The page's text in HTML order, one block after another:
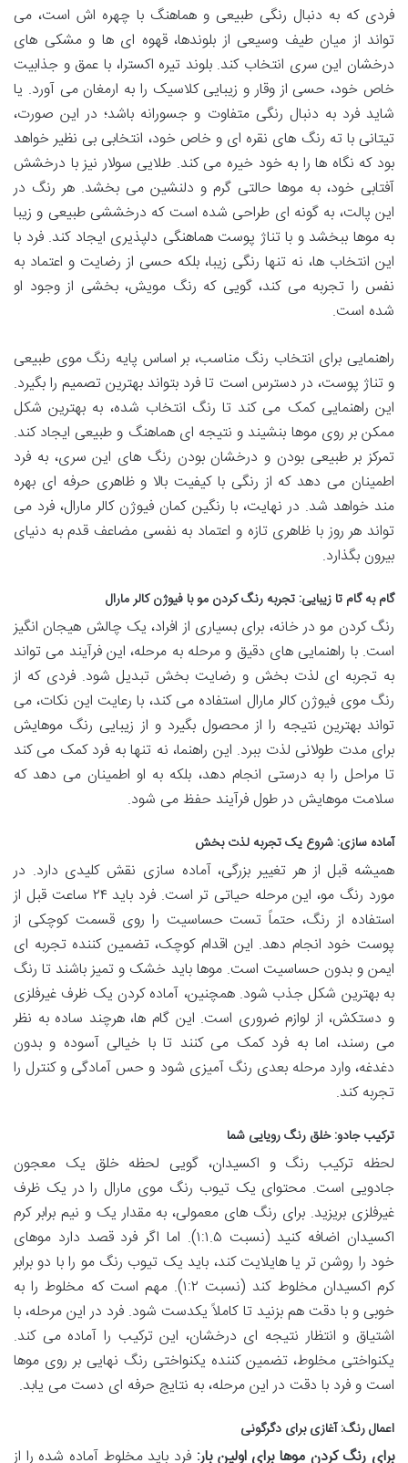
فردی که به دنبال رنگی طبیعی و هماهنگ با چهره اش است، می
تواند از میان طیف وسیعی از بلوندها، قهوه ای ها و مشکی های
درخشان این سری انتخاب کند. بلوند تیره اکسترا، با عمق و جذابیت
خاص خود، حسی از وقار و زیبایی کلاسیک را به ارمغان می آورد. یا
شاید فرد به دنبال رنگی متفاوت و جسورانه باشد؛ در این صورت،
تیتانی با ته رنگ های نقره ای و خاص خود، انتخابی بی نظیر خواهد
بود که نگاه ها را به خود خیره می کند. طلایی سولار نیز با درخشش
آفتابی خود، به موها حالتی گرم و دلنشین می بخشد. هر رنگ در
این پالت، به گونه ای طراحی شده است که درخششی طبیعی و زیبا
به موها ببخشد و با تناژ پوست هماهنگی دلپذیری ایجاد کند. فرد با
این انتخاب ها، نه تنها رنگی زیبا، بلکه حسی از رضایت و اعتماد به
نفس را تجربه می کند، گویی که رنگ مویش، بخشی از وجود او
شده است.
راهنمایی برای انتخاب رنگ مناسب، بر اساس پایه رنگ موی طبیعی
و تناژ پوست، در دسترس است تا فرد بتواند بهترین تصمیم را بگیرد.
این راهنمایی کمک می کند تا رنگ انتخاب شده، به بهترین شکل
ممکن بر روی موها بنشیند و نتیجه ای هماهنگ و طبیعی ایجاد کند.
تمرکز بر طبیعی بودن و درخشان بودن رنگ های این سری، به فرد
اطمینان می دهد که از رنگی با کیفیت بالا و ظاهری حرفه ای بهره
مند خواهد شد. در نهایت، با رنگین کمان فیوژن کالر مارال، فرد می
تواند هر روز با ظاهری تازه و اعتماد به نفسی مضاعف قدم به دنیای
بیرون بگذارد.
گام به گام تا زیبایی: تجربه رنگ کردن مو با فیوژن کالر مارال
رنگ کردن مو در خانه، برای بسیاری از افراد، یک چالش هیجان انگیز
است. با راهنمایی های دقیق و مرحله به مرحله، این فرآیند می تواند
به تجربه ای لذت بخش و رضایت بخش تبدیل شود. فردی که از
رنگ موی فیوژن کالر مارال استفاده می کند، با رعایت این نکات، می
تواند بهترین نتیجه را از محصول بگیرد و از زیبایی رنگ موهایش
برای مدت طولانی لذت ببرد. این راهنما، نه تنها به فرد کمک می کند
تا مراحل را به درستی انجام دهد، بلکه به او اطمینان می دهد که
سلامت موهایش در طول فرآیند حفظ می شود.
آماده سازی: شروع یک تجربه لذت بخش
همیشه قبل از هر تغییر بزرگی، آماده سازی نقش کلیدی دارد. در
مورد رنگ مو، این مرحله حیاتی تر است. فرد باید ۲۴ ساعت قبل از
استفاده از رنگ، حتماً تست حساسیت را روی قسمت کوچکی از
پوست خود انجام دهد. این اقدام کوچک، تضمین کننده تجربه ای
ایمن و بدون حساسیت است. موها باید خشک و تمیز باشند تا رنگ
به بهترین شکل جذب شود. همچنین، آماده کردن یک ظرف غیرفلزی
و دستکش، از لوازم ضروری است. این گام ها، هرچند ساده به نظر
می رسند، اما به فرد کمک می کنند تا با خیالی آسوده و بدون
دغدغه، وارد مرحله بعدی رنگ آمیزی شود و حس آمادگی و کنترل را
تجربه کند.
ترکیب جادو: خلق رنگ رویایی شما
لحظه ترکیب رنگ و اکسیدان، گویی لحظه خلق یک معجون
جادویی است. محتوای یک تیوب رنگ موی مارال را در یک ظرف
غیرفلزی بریزید. برای رنگ های معمولی، به مقدار یک و نیم برابر کرم
اکسیدان اضافه کنید (نسبت ۱:۱.۵). اما اگر فرد قصد دارد موهای
خود را روشن تر یا هایلایت کند، باید یک تیوب رنگ مو را با دو برابر
کرم اکسیدان مخلوط کند (نسبت ۱:۲). مهم است که مخلوط را به
خوبی و با دقت هم بزنید تا کاملاً یکدست شود. فرد در این مرحله، با
اشتیاق و انتظار نتیجه ای درخشان، این ترکیب را آماده می کند.
یکنواختی مخلوط، تضمین کننده یکنواختی رنگ نهایی بر روی موها
است و فرد با دقت در این مرحله، به نتایج حرفه ای دست می یابد.
اعمال رنگ: آغازی برای دگرگونی
برای رنگ کردن موها برای اولین بار: فرد باید مخلوط آماده شده را از